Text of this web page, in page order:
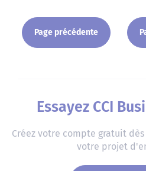
Page précédente
Essayez CCI
Créez votre compte gratuit
votre projet